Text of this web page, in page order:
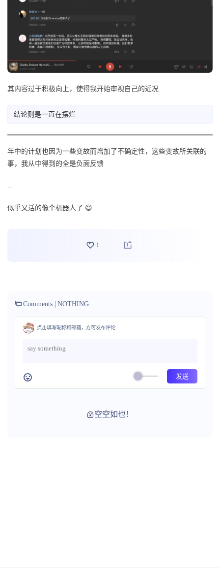
其内容过于积极向上，使得我开始审视自己的近况
结论则是一直在摆烂
年中的计划也因为一些变故而增加了不确定性，这些变故所关联的
事，我从中得到的全是负面反馈
似乎又活的像个机器人了 😄
1
Comments | NOTHING
点击填写昵称和邮箱，方可发布评论
空空如也！